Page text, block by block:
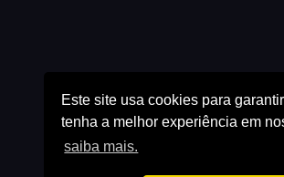
Este site usa cookies para
tenha a melhor experiência em
saiba mais.